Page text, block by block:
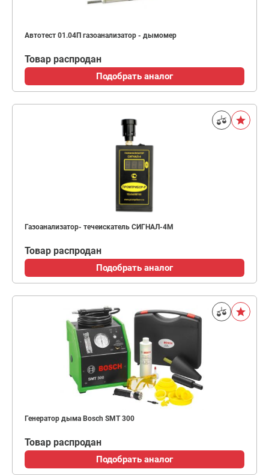
Автотест 01.04П газоанализатор - дымомер
Товар распродан
Подобрать аналог
Газоанализатор- течеискатель СИГНАЛ-4М
Товар распродан
Подобрать аналог
Генератор дыма Bosch SMT 300
Товар распродан
Подобрать аналог